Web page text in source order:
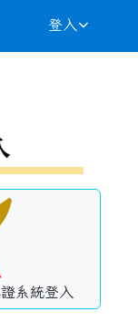
登入
系統登入